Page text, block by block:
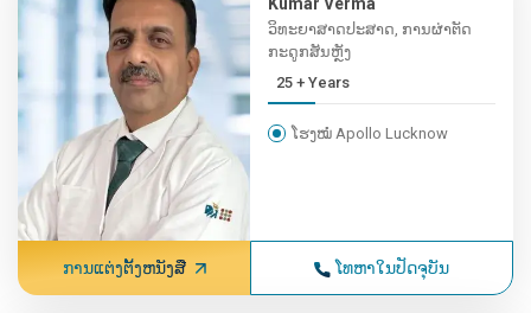
ວິທະຍາສາດປະສາດ, ການຜ່າຕັດ
ກະດູກສັນຫຼັງ
25 + Years
ໂຮງໝໍ Apollo Lucknow
ການແຕ່ງຕັ້ງຫນັງສື ໂທຫາໃນປັດຈຸບັນ